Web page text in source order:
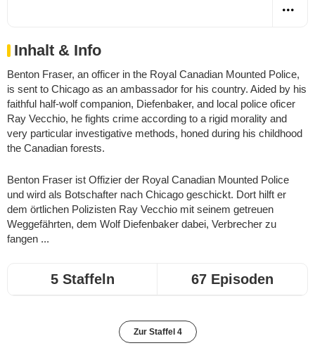
Inhalt & Info
Benton Fraser, an officer in the Royal Canadian Mounted Police,
is sent to Chicago as an ambassador for his country. Aided by his
faithful half-wolf companion, Diefenbaker, and local police oficer
Ray Vecchio, he fights crime according to a rigid morality and
very particular investigative methods, honed during his childhood
the Canadian forests.
Benton Fraser ist Offizier der Royal Canadian Mounted Police
und wird als Botschafter nach Chicago geschickt. Dort hilft er
dem örtlichen Polizisten Ray Vecchio mit seinem getreuen
Weggefährten, dem Wolf Diefenbaker dabei, Verbrecher zu
fangen ...
5 Staffeln 67 Episoden
Zur Staffel 4